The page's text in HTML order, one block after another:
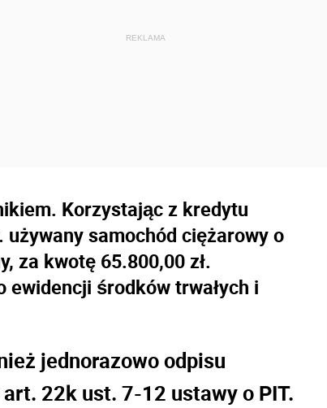
Korzystając z kredytu
używany samochód ciężarowy o
za kwotę 65.800,00 zł.
ewidencji środków trwałych i
jednorazowo odpisu
22k ust. 7-12 ustawy o PIT.